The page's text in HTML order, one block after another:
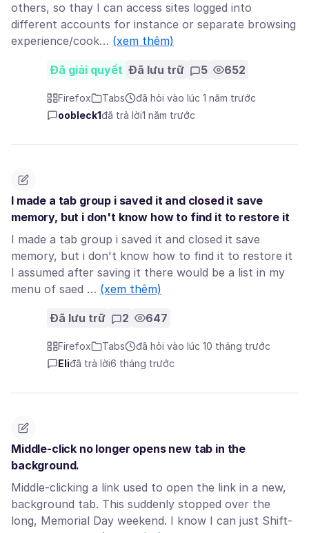
others, so thay I can access sites logged into
different accounts for instance or separate browsing
experience/cook… (xem thêm)
Đã giải quyết Đã lưu trữ 5 652
Firefox Tabs
đã hỏi vào lúc 1 năm trước
oobleck1đã trả lời1 năm trước
I made a tab group i saved it and closed it save
memory, but i don't know how to find it to restore it
I made a tab group i saved it and closed it save
memory, but i don't know how to find it to restore it
I assumed after saving it there would be a list in my
menu of saed … (xem thêm)
Đã lưu trữ 2 647
Firefox Tabs
đã hỏi vào lúc 10 tháng trước
Eliđã trả lời6 tháng trước
Middle-click no longer opens new tab in the
background.
Middle-clicking a link used to open the link in a new,
background tab. This suddenly stopped over the
long, Memorial Day weekend. I know I can just Shift-